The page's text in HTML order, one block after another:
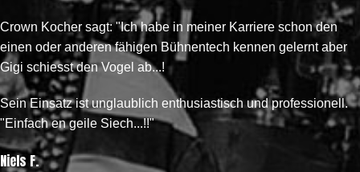
Crown Kocher sagt: "Ich habe in meiner Karriere schon den
einen oder anderen fähigen Bühnentech kennen gelernt aber
Gigi schiesst den Vogel ab...!
Sein Einsatz ist unglaublich enthusiastisch und professionell.
"Einfach en geile Siech...!!"
Niels F.